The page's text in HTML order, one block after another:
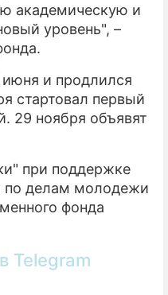
академическую и
уровень", –
и продлился
стартовал первый
29 ноября объявят
при поддержке
по делам молодежи
фонда
Telegram